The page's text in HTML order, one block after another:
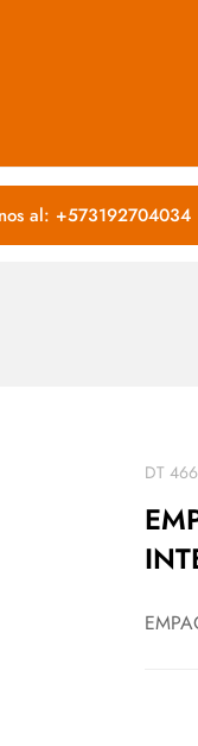
al: +573192704034
DT